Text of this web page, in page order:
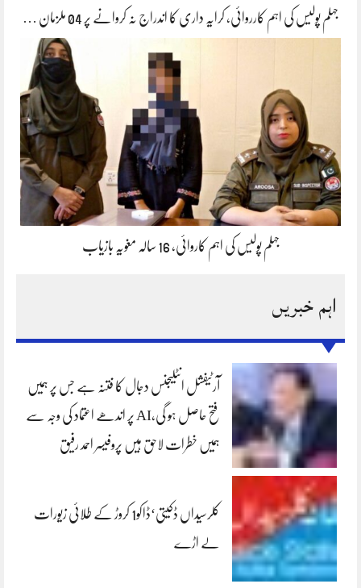
جہلم پولیس کی اہم کارروائی، کرایہ داری کا اندراج نہ کروانے پر 04 ملزمان …
جہلم پولیس کی اہم کاروائی، 16 سالہ مغویہ بازیاب
اہم خبریں
آرٹیفشل انٹلیجنس دجال کا فتنہ ہے جس پر ہمیں
فتح حاصل ہو گی،AI پر اندھے اعتماد کی وجہ سے
ہمیں خطرات لاحق ہیں پروفیسر احمد رفیق
کلرسیداں ڈکیتی‘ڈاکو1 کروڑ کے طلائی زیورات
لے اڑے